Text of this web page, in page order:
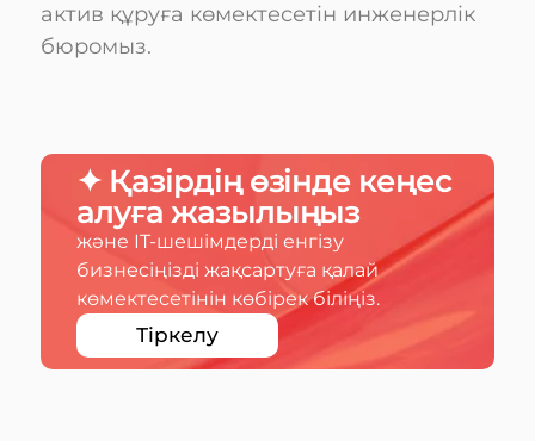
актив құруға көмектесетін инженерлік
бюромыз.
✦ Қазірдің өзінде кеңес
алуға жазылыңыз
және IT-шешімдерді енгізу
бизнесіңізді жақсартуға қалай
көмектесетінін көбірек біліңіз.
Тіркелу